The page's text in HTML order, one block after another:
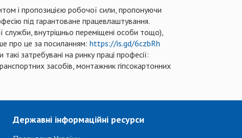
і пропозицією робочої сили, пропонуючи
під гарантоване працевлаштування.
служби, внутрішньо переміщені особи тощо),
про це за посиланням: https://is.gd/6czbRh
затребувані на ринку праці професії:
засобів, монтажник гіпсокартонних
Державні інформаційні ресурси